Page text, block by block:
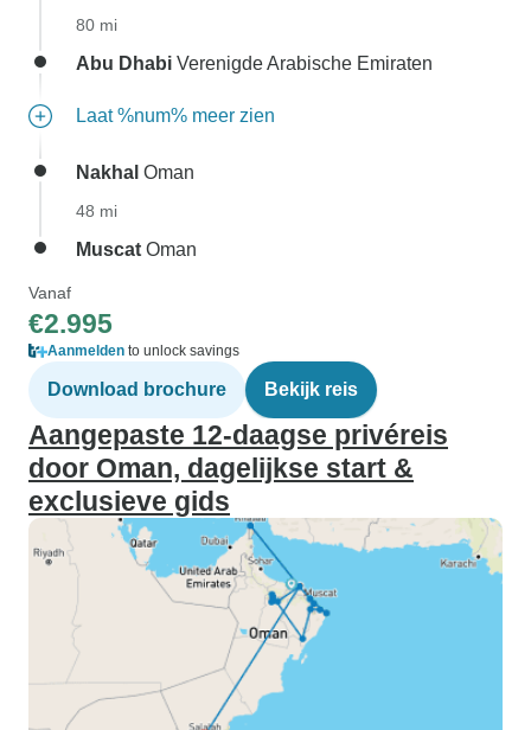
80 mi
Abu Dhabi Verenigde Arabische Emiraten
Laat %num% meer zien
Nakhal Oman
48 mi
Muscat Oman
Vanaf
€2.995
Aanmelden to unlock savings
Download brochure Bekijk reis
Aangepaste 12-daagse privéreis
door Oman, dagelijkse start &
exclusieve gids